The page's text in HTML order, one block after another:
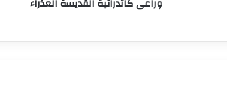
وراعى كاتدرائية القديسة العذراء